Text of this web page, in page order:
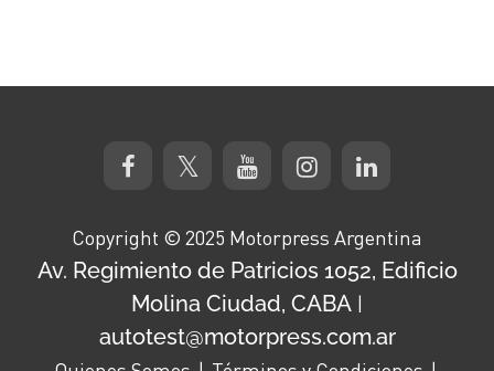
Copyright © 2025 Motorpress Argentina
Av. Regimiento de Patricios 1052, Edificio
Molina Ciudad, CABA |
autotest@motorpress.com.ar